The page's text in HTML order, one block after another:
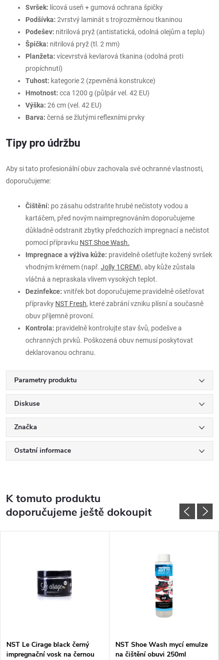
Svršek: lícová useň + gumová ochrana špičky
Podšívka: 2vrstvý laminát s trojrozměrnou tkaninou
Podešev: nitrilová pryž (antistatická, odolná olejům a teplu)
Špička: nitrilová pryž (tl. 2 mm)
Planžeta: vícevrstvá kevlarová tkanina (odolná proti
propíchnutí)
Tuhost: kategorie 2 (zpevněná konstrukce)
Hmotnost: cca 1200 g (půlpár vel. 42 EU)
Výška: 26 cm (vel. 42 EU)
Barva: černá se žlutými reflexními prvky
Tipy pro údržbu
Aby si tato profesionální obuv zachovala své ochranné vlastnosti,
doporučujeme:
Čištění: po zásahu odstraňte hrubé nečistoty vodou a
kartáčem, před novým naimpregnováním doporučujeme
důkladně odstranit zbytky předchozích impregnací a nečistot
pomocí přípravku NST Shoe Wash.
Impregnace a výživa kůže: pravidelně ošetřujte kožený svršek
vhodným krémem (např. Jolly 1CREM), aby kůže zůstala
vláčná a nepraskala vlivem vysokých teplot.
Dezinfekce: vnitřek bot doporučujeme pravidelně ošetřovat
přípravky NST Fresh, které zabrání vzniku plísní a současně
obuv příjemně provoní.
Kontrola: pravidelně kontrolujte stav švů, podešve a
ochranných prvků. Poškozená obuv nemusí poskytovat
deklarovanou ochranu.
Parametry produktu
Diskuse
Značka
Ostatní informace
K tomuto produktu
doporučujeme ještě dokoupit
NST Le Cirage black černý
impregnační vosk na černou
NST Shoe Wash mycí emulze
na čištění obuvi 250ml